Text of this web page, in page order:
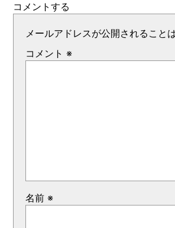
コメントする
メールアドレスが公開されること
コメント ※
名前 ※